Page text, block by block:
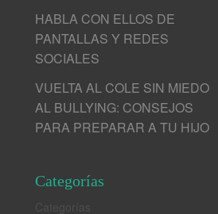
HABLA CON ELLOS DE
PANTALLAS Y REDES
SOCIALES
VUELTA AL COLE SIN MIEDO
AL BULLYING: CONSEJOS
PARA PREPARAR A TU HIJO
Categorías